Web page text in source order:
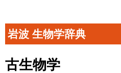
岩波 生物学辞典
古生物学